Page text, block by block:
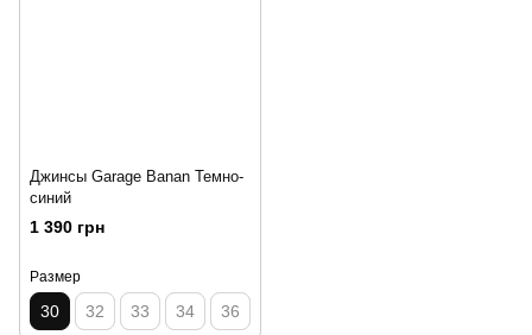
Джинсы Garage Banan Темно-
синий
1 390 грн
Размер
30 32 33 34 36